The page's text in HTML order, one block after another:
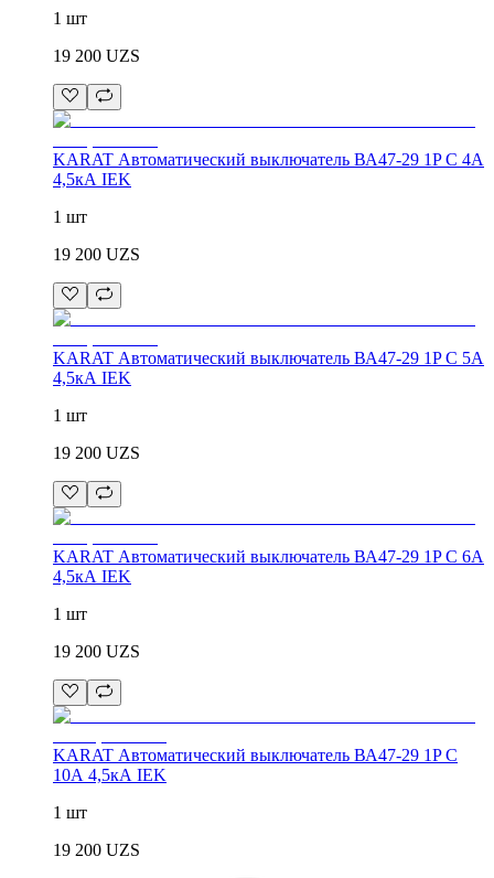
1 шт
19 200 UZS
KARAT Автоматический выключатель ВА47-29 1P C 4А
4,5кА IEK
1 шт
19 200 UZS
KARAT Автоматический выключатель ВА47-29 1P C 5А
4,5кА IEK
1 шт
19 200 UZS
KARAT Автоматический выключатель ВА47-29 1P C 6А
4,5кА IEK
1 шт
19 200 UZS
KARAT Автоматический выключатель ВА47-29 1P C
10А 4,5кА IEK
1 шт
19 200 UZS